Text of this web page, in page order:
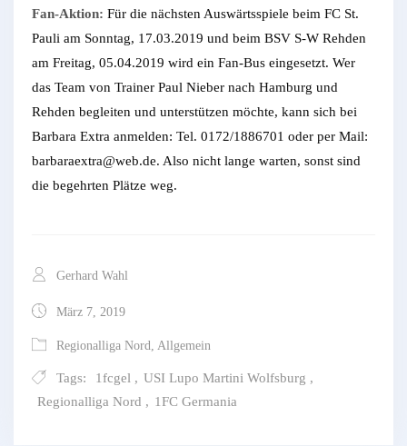
Fan-Aktion: Für die nächsten Auswärtsspiele beim FC St.
Pauli am Sonntag, 17.03.2019 und beim BSV S-W Rehden
am Freitag, 05.04.2019 wird ein Fan-Bus eingesetzt. Wer
das Team von Trainer Paul Nieber nach Hamburg und
Rehden begleiten und unterstützen möchte, kann sich bei
Barbara Extra anmelden: Tel. 0172/1886701 oder per Mail:
barbaraextra@web.de. Also nicht lange warten, sonst sind
die begehrten Plätze weg.
Gerhard Wahl
März 7, 2019
Regionalliga Nord Allgemein
Tags: 1fcgel , USI Lupo Martini Wolfsburg ,
Regionalliga Nord , 1FC Germania